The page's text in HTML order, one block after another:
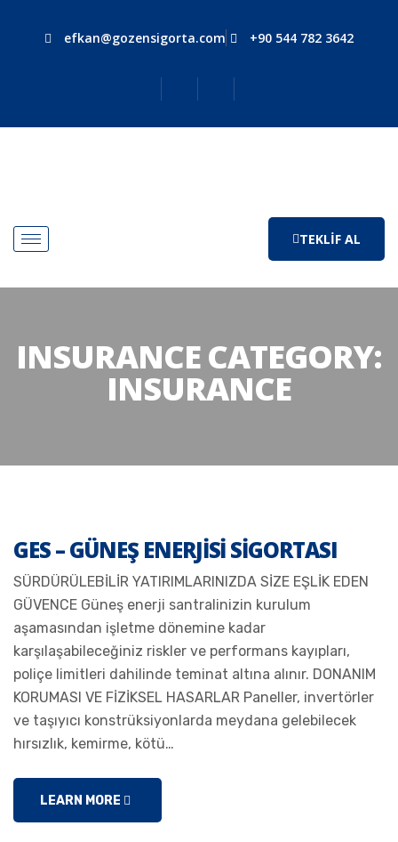
efkan@gozensigorta.com +90 544 782 3642
TEKLIF AL
INSURANCE CATEGORY:
INSURANCE
GES – GÜNEŞ ENERJISI SIGORTASI
SÜRDÜRÜLEBİLİR YATIRIMLARINIZDA SİZE EŞLİK EDEN
GÜVENCE Güneş enerji santralinizin kurulum
aşamasından işletme dönemine kadar
karşılaşabileceğiniz riskler ve performans kayıpları,
poliçe limitleri dahilinde teminat altına alınır. DONANIM
KORUMASI VE FİZİKSEL HASARLAR Paneller, invertörler
ve taşıyıcı konstrüksiyonlarda meydana gelebilecek
hırsızlık, kemirme, kötü…
LEARN MORE